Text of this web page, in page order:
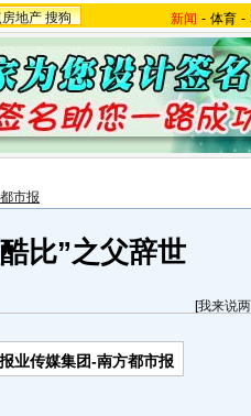
地产 搜狗 新闻 - 体育 -
市报
比”之父辞世
[我来说
业传媒集团-南方都市报